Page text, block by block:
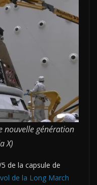
nouvelle génération
X)
de la capsule de
de la Long March